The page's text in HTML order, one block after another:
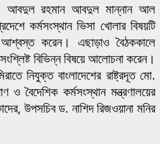
ড. আবদুল রহমান আবদুল মান্নান আল
কর্মসংস্থান ভিসা খোলার বিষয়টি
আশ্বস্ত করেন। এছাড়াও বৈঠককালে
সংশ্লিষ্ট বিভিন্ন বিষয়ে আলোচনা করেন।
নিযুক্ত বাংলাদেশের রাষ্ট্রদূত মো.
বৈদেশিক কর্মসংস্থান মন্ত্রণালয়ের
উপসচিব ড. নাশিদ রিজওয়ানা মনির